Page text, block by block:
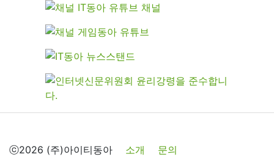
ⓒ2026 (주)아이티동아 소개
문의